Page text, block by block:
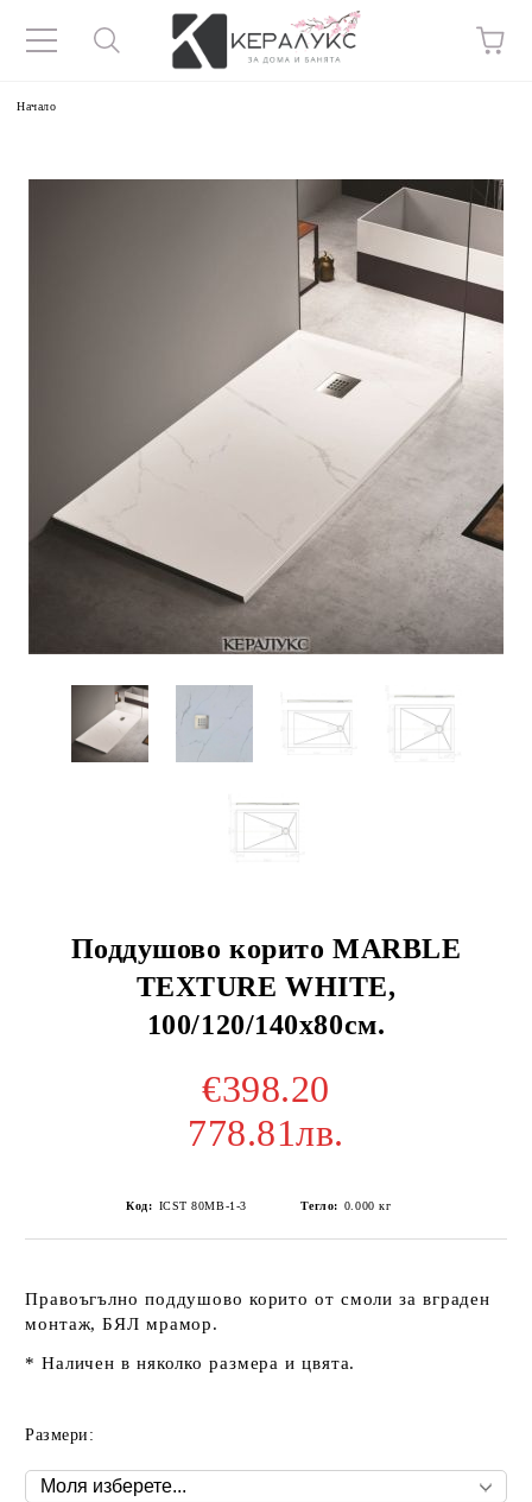
Начало
Поддушово корито MARBLE
TEXTURE WHITE,
100/120/140х80см.
€398.20
778.81лв.
Код: ICST 80MB-1-3 Тегло: 0.000 кг
Правоъгълно поддушово корито от смоли за вграден
монтаж, БЯЛ мрамор.
* Наличен в няколко размера и цвята.
Размери: